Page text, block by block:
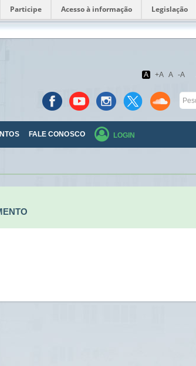
Participe Acesso à informação Legislação
A +A A -A
FALE CONOSCO LOGIN